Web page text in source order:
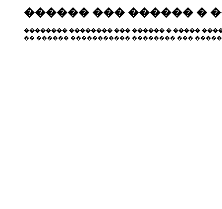
������ ��� ������ �
�������� �������� ��� ������ � �����
�� ������ ����������� �������� ���